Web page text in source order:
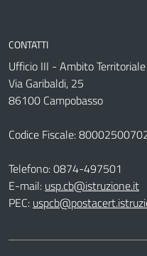
CONTATTI
Ufficio III - Ambito
Via Garibaldi, 25
86100 Campobasso
Codice Fiscale:
Telefono:0874-497501
E-mail: usp.cb@istruzione.it
PEC: